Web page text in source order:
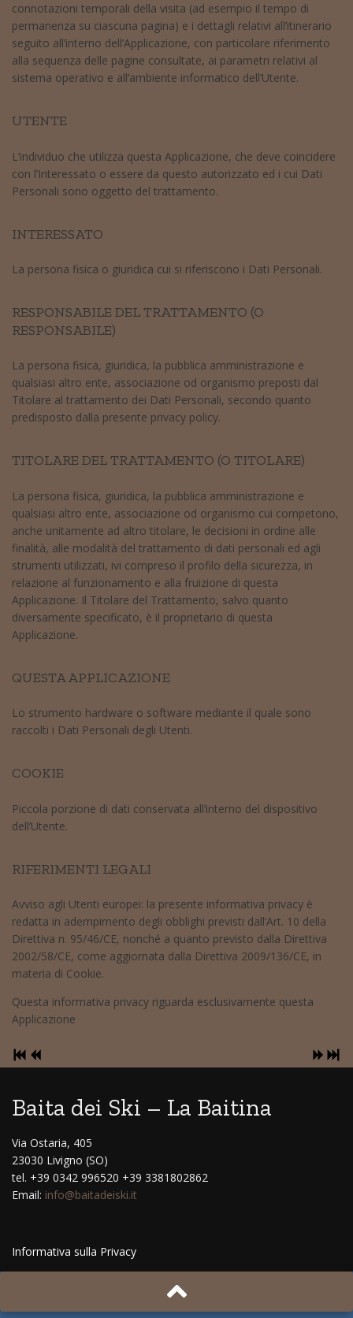
connotazioni temporali della visita (ad esempio il tempo di
permanenza su ciascuna pagina) e i dettagli relativi all’itinerario
seguito all’interno dell’Applicazione, con particolare riferimento
alla sequenza delle pagine consultate, ai parametri relativi al
sistema operativo e all’ambiente informatico dell’Utente.
UTENTE
L’individuo che utilizza questa Applicazione, che deve coincidere
con l’Interessato o essere da questo autorizzato ed i cui Dati
Personali sono oggetto del trattamento.
INTERESSATO
La persona fisica o giuridica cui si riferiscono i Dati Personali.
RESPONSABILE DEL TRATTAMENTO (O
RESPONSABILE)
La persona fisica, giuridica, la pubblica amministrazione e
qualsiasi altro ente, associazione od organismo preposti dal
Titolare al trattamento dei Dati Personali, secondo quanto
predisposto dalla presente privacy policy.
TITOLARE DEL TRATTAMENTO (O TITOLARE)
La persona fisica, giuridica, la pubblica amministrazione e
qualsiasi altro ente, associazione od organismo cui competono,
anche unitamente ad altro titolare, le decisioni in ordine alle
finalità, alle modalità del trattamento di dati personali ed agli
strumenti utilizzati, ivi compreso il profilo della sicurezza, in
relazione al funzionamento e alla fruizione di questa
Applicazione. Il Titolare del Trattamento, salvo quanto
diversamente specificato, è il proprietario di questa
Applicazione.
QUESTA APPLICAZIONE
Lo strumento hardware o software mediante il quale sono
raccolti i Dati Personali degli Utenti.
COOKIE
Piccola porzione di dati conservata all’interno del dispositivo
dell’Utente.
RIFERIMENTI LEGALI
Avviso agli Utenti europei: la presente informativa privacy è
redatta in adempimento degli obblighi previsti dall’Art. 10 della
Direttiva n. 95/46/CE, nonché a quanto previsto dalla Direttiva
2002/58/CE, come aggiornata dalla Direttiva 2009/136/CE, in
materia di Cookie.
Questa informativa privacy riguarda esclusivamente questa
Applicazione
Baita dei Ski – La Baitina
Via Ostaria, 405
23030 Livigno (SO)
tel. +39 0342 996520 +39 3381802862
Email: info@baitadeiski.it
Informativa sulla Privacy